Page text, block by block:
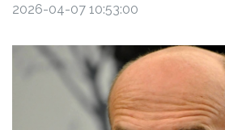
2026-04-07 10:53:00